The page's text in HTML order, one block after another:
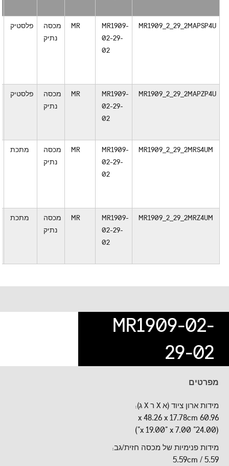
MR1909_2_29_2MAPSP4U
MR1909-
02-29-
02
MR
מכסה
נתיק
פלסטיק
MR1909_2_29_2MAPZP4U
MR1909-
02-29-
02
MR
מכסה
נתיק
פלסטיק
MR1909_2_29_2MRS4UM
MR1909-
02-29-
02
MR
מכסה
נתיק
מתכת
MR1909_2_29_2MRZ4UM
MR1909-
02-29-
02
MR
מכסה
נתיק
מתכת
MR1909-02-
29-02
מפרטים
מידות ארון ציוד (א X ר X ג):
60.96 x 48.26 x 17.78cm
(24.00" x 19.00" x 7.00")
מידות פנימיות של מכסה חזית/גב:
5.59 / 5.59cm